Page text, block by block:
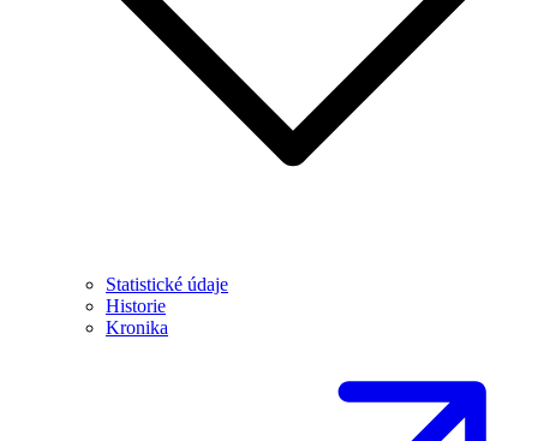
Statistické údaje
Historie
Kronika